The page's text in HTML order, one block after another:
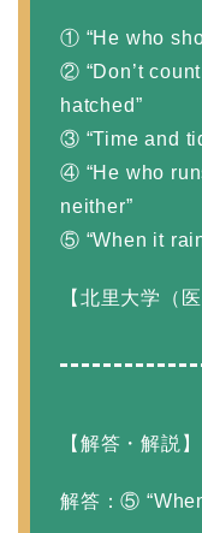
① “He who
② “Don’t
hatched”
③ “Time and
④ “He who
neither”
⑤ “When it
【北里大学（
【解答・解説】
解答：⑤